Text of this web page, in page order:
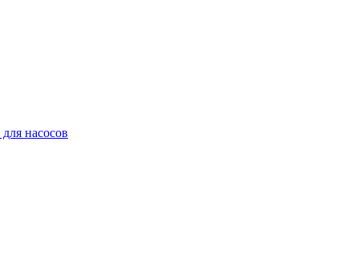
насосов